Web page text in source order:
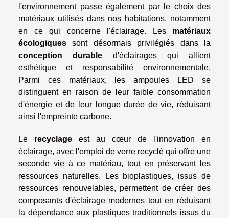
l'environnement passe également par le choix des
matériaux utilisés dans nos habitations, notamment
en ce qui concerne l'éclairage. Les matériaux
écologiques sont désormais privilégiés dans la
conception durable d'éclairages qui allient
esthétique et responsabilité environnementale.
Parmi ces matériaux, les ampoules LED se
distinguent en raison de leur faible consommation
d'énergie et de leur longue durée de vie, réduisant
ainsi l'empreinte carbone.
Le recyclage est au cœur de l'innovation en
éclairage, avec l'emploi de verre recyclé qui offre une
seconde vie à ce matériau, tout en préservant les
ressources naturelles. Les bioplastiques, issus de
ressources renouvelables, permettent de créer des
composants d'éclairage modernes tout en réduisant
la dépendance aux plastiques traditionnels issus du